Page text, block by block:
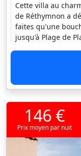
Cette villa au
de Réthymnon a
faites qu'une
jusqu'à Plage de
146 €
Prix moyen par nuit